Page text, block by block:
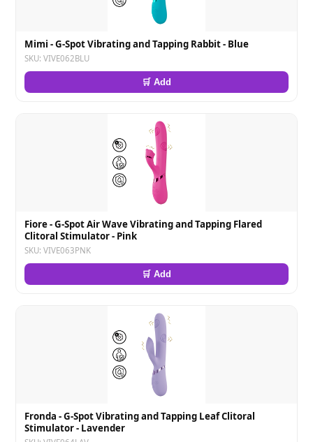
Mimi - G-Spot Vibrating and Tapping Rabbit - Blue
SKU: VIVE062BLU
🛒 Add
Fiore - G-Spot Air Wave Vibrating and Tapping Flared
Clitoral Stimulator - Pink
SKU: VIVE063PNK
🛒 Add
Fronda - G-Spot Vibrating and Tapping Leaf Clitoral
Stimulator - Lavender